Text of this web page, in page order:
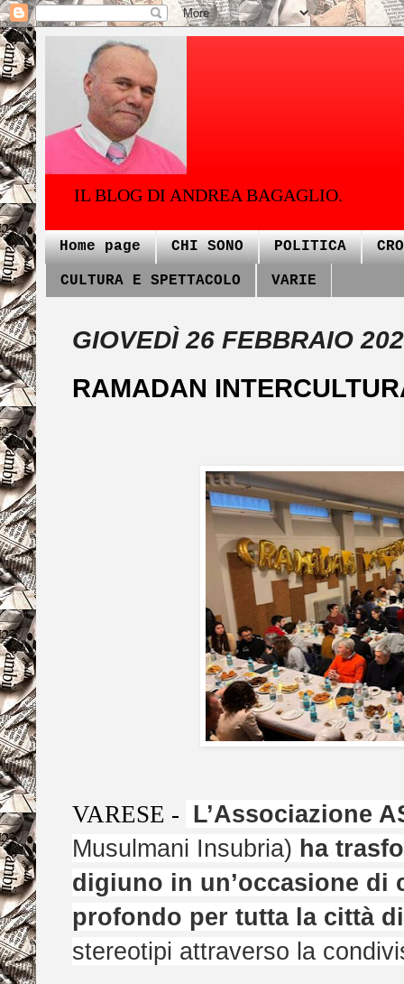
IL BLOG DI ANDREA BAGAGLIO.
Home page CHI SONO POLITICA
CULTURA E SPETTACOLO VARIE
GIOVEDÌ 26 FEBBRAIO
RAMADAN
VARESE - L’Associazione
Musulmani Insubria) ha
digiuno in un’occasione di
profondo per tutta la città
stereotipi attraverso la